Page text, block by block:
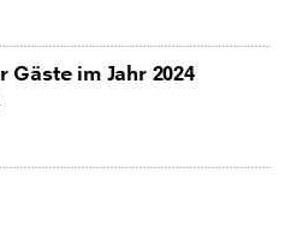
Gäste im Jahr 2024